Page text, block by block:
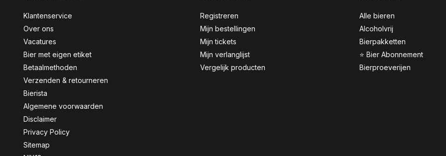
Klantenservice
Over ons
Vacatures
Bier met eigen etiket
Betaalmethoden
Verzenden & retourneren
Bierista
Algemene voorwaarden
Disclaimer
Privacy Policy
Sitemap
Registreren
Mijn bestellingen
Mijn tickets
Mijn verlanglijst
Vergelijk producten
Alle bieren
Alcoholvrij
Bierpakketten
⭐ Bier Abonnement
Bierproeverijen